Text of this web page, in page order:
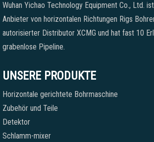
Wuhan Yichao Technology Equipment Co., Ltd.
Anbieter von horizontalen Richtungen Rigs
autorisierter Distributor XCMG und hat fast 10
grabenlose Pipeline.
UNSERE PRODUKTE
Horizontale gerichtete Bohrmaschine
Zubehör und Teile
Detektor
Schlamm-mixer